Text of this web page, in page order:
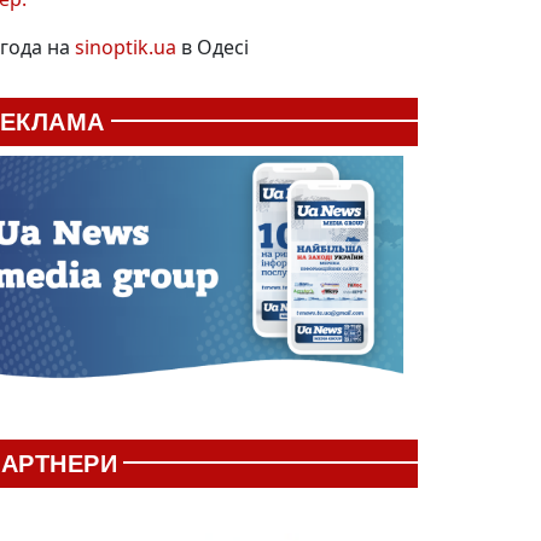
на sinoptik.ua в Одесі